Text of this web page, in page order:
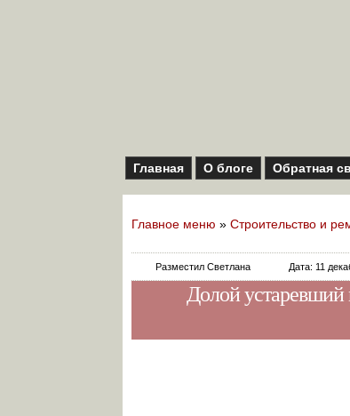
Главная О блоге Обратная
Главное меню » Строительство и
Разместил Светлана Дата: 11
Долой устаревший